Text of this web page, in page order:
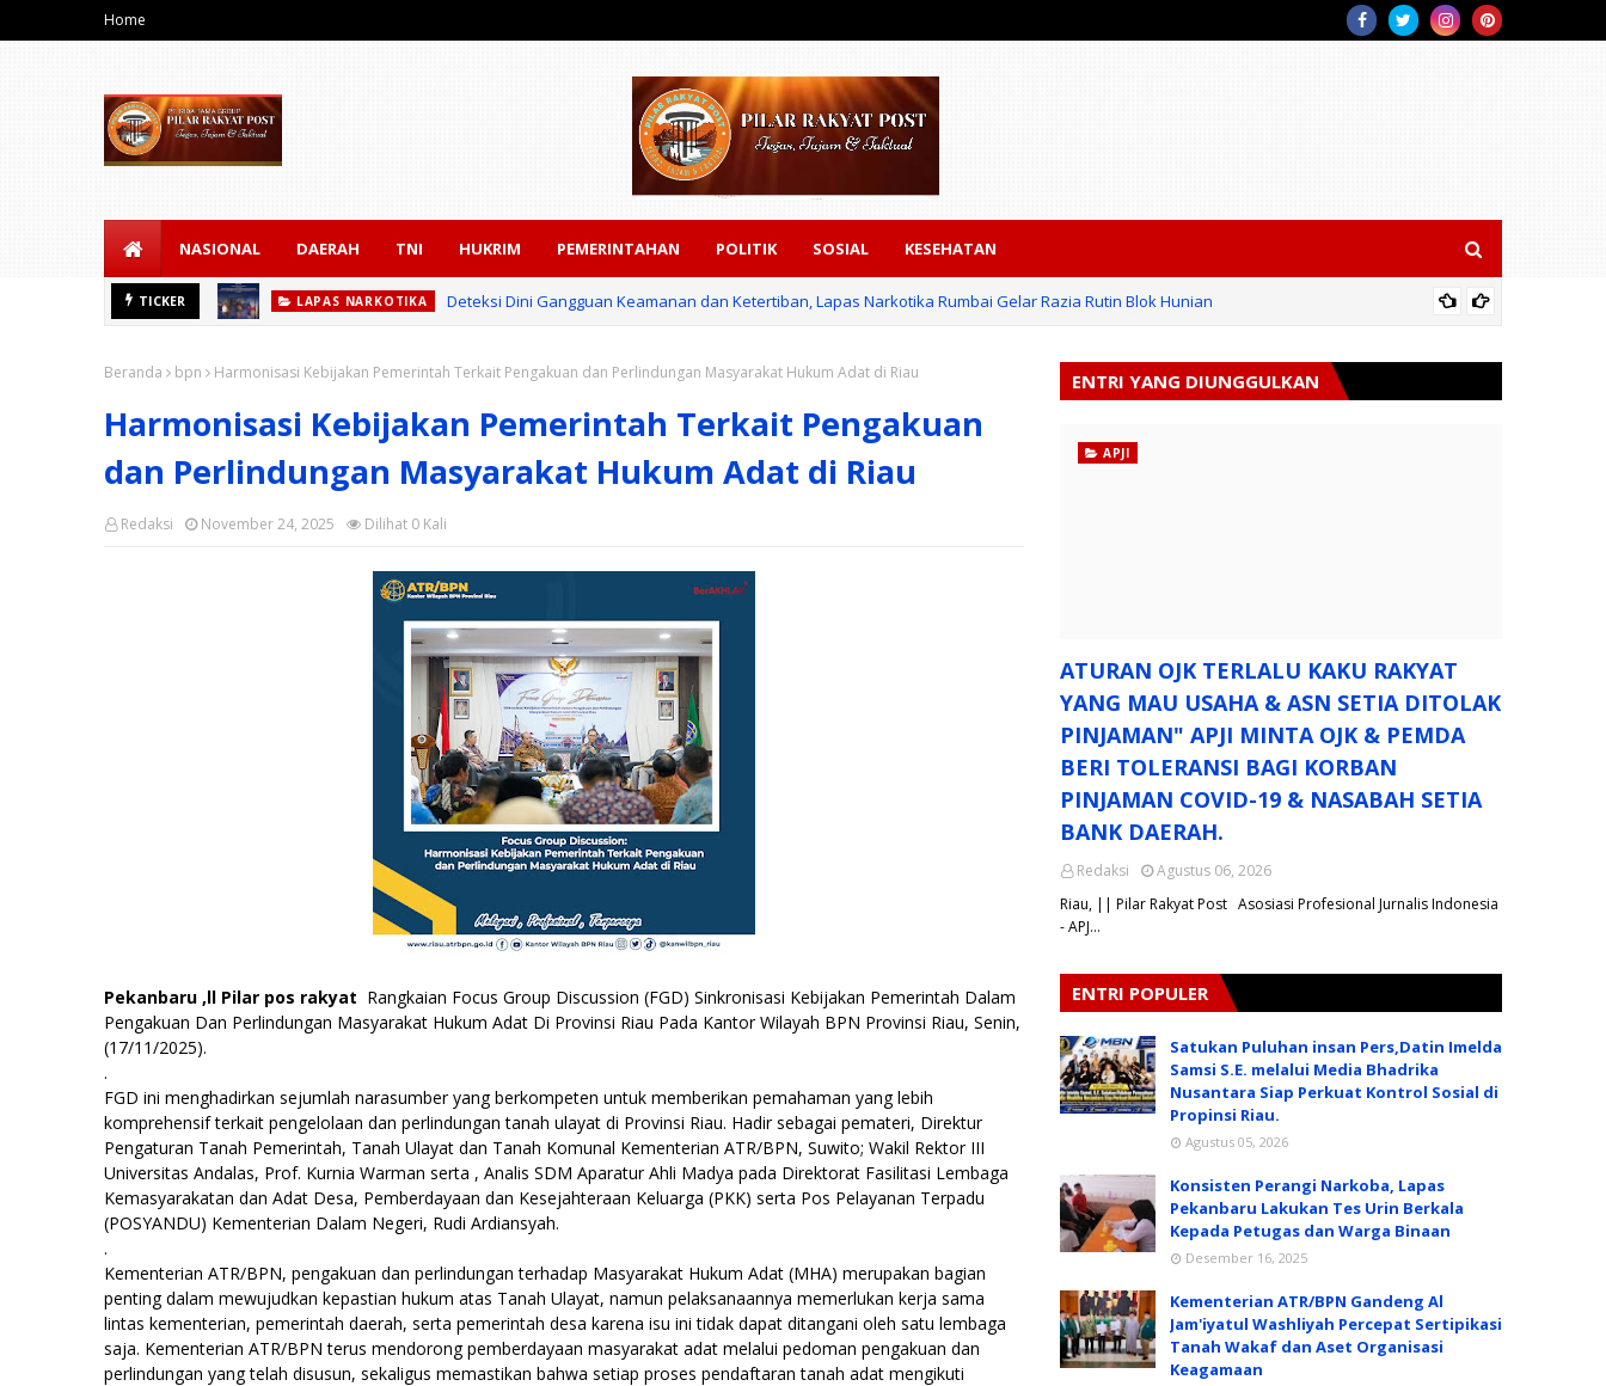
Home
NASIONAL DAERAH TNI HUKRIM PEMERINTAHAN POLITIK SOSIAL KESEHATAN
TICKER LAPAS NARKOTIKA Deteksi Dini Gangguan Keamanan dan Ketertiban, Lapas Narkotika Rumbai Gelar Razia Rutin Blok Hunian
Beranda bpn Harmonisasi Kebijakan Pemerintah Terkait Pengakuan dan Perlindungan Masyarakat Hukum Adat di Riau
Harmonisasi Kebijakan Pemerintah Terkait Pengakuan
dan Perlindungan Masyarakat Hukum Adat di Riau
Redaksi Dilihat 0 Kali
November 24, 2025
Pekanbaru ,ll Pilar pos rakyat Rangkaian Focus Group Discussion (FGD) Sinkronisasi Kebijakan Pemerintah Dalam
Pengakuan Dan Perlindungan Masyarakat Hukum Adat Di Provinsi Riau Pada Kantor Wilayah BPN Provinsi Riau, Senin,
(17/11/2025).
.
FGD ini menghadirkan sejumlah narasumber yang berkompeten untuk memberikan pemahaman yang lebih
komprehensif terkait pengelolaan dan perlindungan tanah ulayat di Provinsi Riau. Hadir sebagai pemateri, Direktur
Pengaturan Tanah Pemerintah, Tanah Ulayat dan Tanah Komunal Kementerian ATR/BPN, Suwito; Wakil Rektor III
Universitas Andalas, Prof. Kurnia Warman serta , Analis SDM Aparatur Ahli Madya pada Direktorat Fasilitasi Lembaga
Kemasyarakatan dan Adat Desa, Pemberdayaan dan Kesejahteraan Keluarga (PKK) serta Pos Pelayanan Terpadu
(POSYANDU) Kementerian Dalam Negeri, Rudi Ardiansyah.
.
Kementerian ATR/BPN, pengakuan dan perlindungan terhadap Masyarakat Hukum Adat (MHA) merupakan bagian
penting dalam mewujudkan kepastian hukum atas Tanah Ulayat, namun pelaksanaannya memerlukan kerja sama
lintas kementerian, pemerintah daerah, serta pemerintah desa karena isu ini tidak dapat ditangani oleh satu lembaga
saja. Kementerian ATR/BPN terus mendorong pemberdayaan masyarakat adat melalui pedoman pengakuan dan
perlindungan yang telah disusun, sekaligus memastikan bahwa setiap proses pendaftaran tanah adat mengikuti
ENTRI YANG DIUNGGULKAN
APJI
ATURAN OJK TERLALU KAKU RAKYAT
YANG MAU USAHA & ASN SETIA DITOLAK
PINJAMAN" APJI MINTA OJK & PEMDA
BERI TOLERANSI BAGI KORBAN
PINJAMAN COVID-19 & NASABAH SETIA
BANK DAERAH.
Redaksi
Agustus 06, 2026
Riau, || Pilar Rakyat Post Asosiasi Profesional Jurnalis Indonesia
- APJ…
ENTRI POPULER
Satukan Puluhan insan Pers,Datin Imelda
Samsi S.E. melalui Media Bhadrika
Nusantara Siap Perkuat Kontrol Sosial di
Propinsi Riau.
Agustus 05, 2026
Konsisten Perangi Narkoba, Lapas
Pekanbaru Lakukan Tes Urin Berkala
Kepada Petugas dan Warga Binaan
Desember 16, 2025
Kementerian ATR/BPN Gandeng Al
Jam'iyatul Washliyah Percepat Sertipikasi
Tanah Wakaf dan Aset Organisasi
Keagamaan